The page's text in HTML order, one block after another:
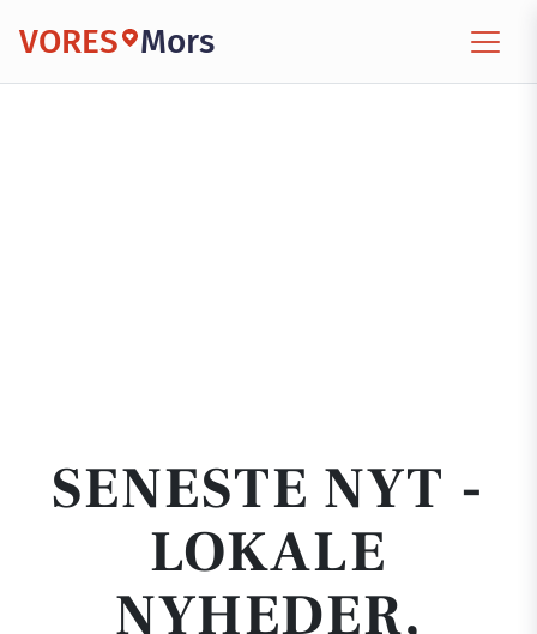
VORES Mors
SENESTE NYT -
LOKALE
NYHEDER,